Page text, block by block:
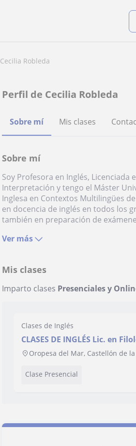
Cecilia Robleda
Perfil de Cecilia Robleda
Sobre mí Mis clases
Sobre mí
Soy Profesora en Inglés, Licenciada
Interpretación y tengo el Máster
Inglesa en Contextos Multilingües
en docencia de inglés en todos los
también en preparación de
Ver más
Mis clases
Imparto clases Presenciales y
Clases de Inglés
CLASES DE INGLÉS Lic. en
Interpretación
Oropesa del Mar, Castellón de la
Clase Presencial